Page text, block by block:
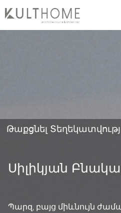
Թաքցնել
Սիլիկյան
Պարզ, բայց միևնույն